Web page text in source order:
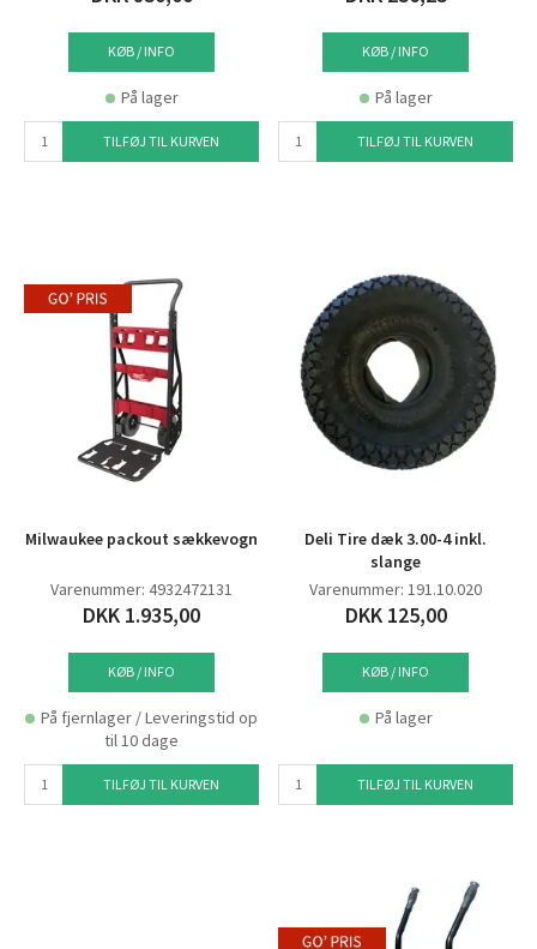
KØB / INFO
På lager
TILFØJ TIL KURVEN
KØB / INFO
På lager
TILFØJ TIL KURVEN
Milwaukee packout sækkevogn
Varenummer: 4932472131
DKK 1.935,00
KØB / INFO
På fjernlager / Leveringstid op
til 10 dage
TILFØJ TIL KURVEN
Deli Tire dæk 3.00-4 inkl.
slange
Varenummer: 191.10.020
DKK 125,00
KØB / INFO
På lager
TILFØJ TIL KURVEN